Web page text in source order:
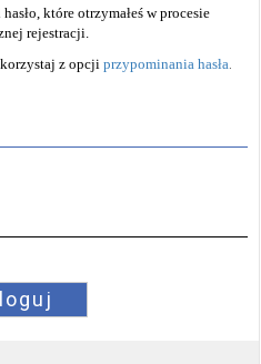
które otrzymałeś w procesie
rejestracji.
z opcji przypominania hasła.